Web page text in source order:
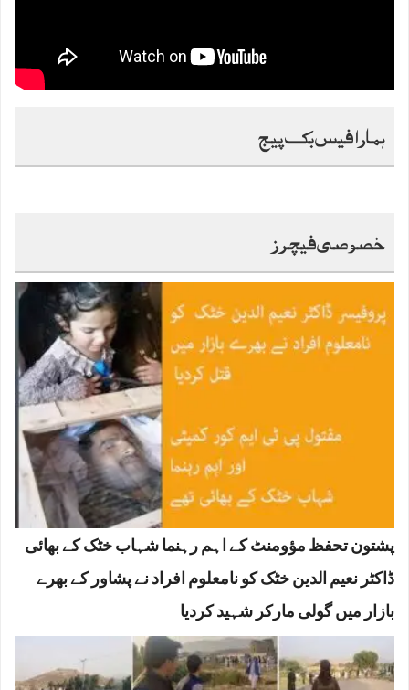
ہمارا فیس بک پیج
خصوصی فیچرز
پشتون تحفظ مؤومنٹ کے اہم رہنما شہاب خٹک کے بھائی
ڈاکٹر نعیم الدین خٹک کو نامعلوم افراد نے پشاور کے بھرے
بازار میں گولی مارکر شہید کردیا